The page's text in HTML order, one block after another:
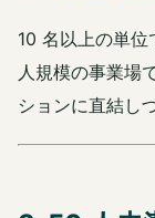
10 名以上の単
人規模の事業場
ションに直結し